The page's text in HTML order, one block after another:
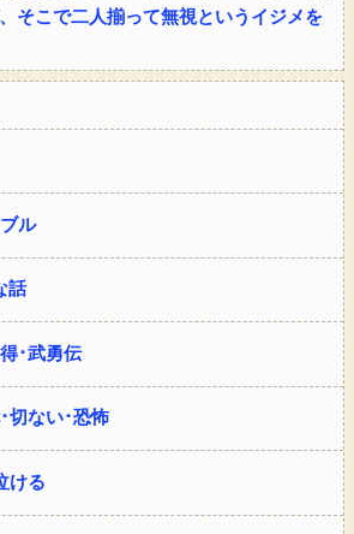
そこで二人揃って無視というイジメを
ル
話
･武勇伝
切ない･恐怖
ける